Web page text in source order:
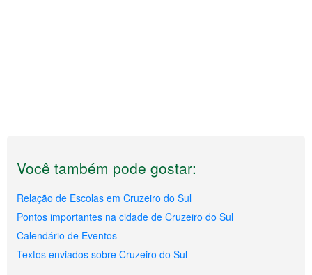
Você também pode gostar:
Relação de Escolas em Cruzeiro do Sul
Pontos importantes na cidade de Cruzeiro do Sul
Calendário de Eventos
Textos enviados sobre Cruzeiro do Sul